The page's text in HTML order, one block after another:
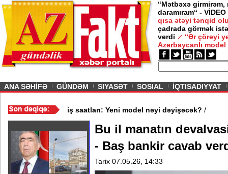
“Mətbəxə girmirəm,
daramıram“ - VİDEO
qısa ətəyi tənqid
çadrada görmək
verdi
“Ər çörəyi
Azərbaycanlı model
ANA SƏHİFƏ GÜNDƏM SIYASƏT SOSIAL İQTISADIYYAT
- Fidan/Eyni ofisdə fərqli iş saatları: Yeni model nəyi dəyişəcək?
Bu il manatın
- Baş bankir cavab
Tarix 07.05.26, 14:33